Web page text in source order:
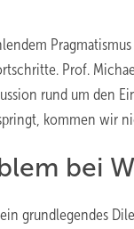
Prof.
rund um den
kommen wir
bei
grundlegendes